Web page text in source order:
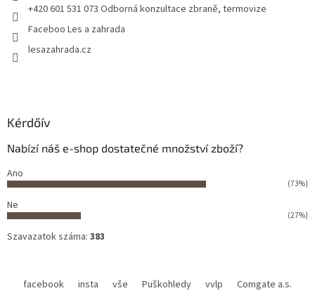
+420 601 531 073 Odborná konzultace zbraně, termovize
Faceboo Les a zahrada
lesazahrada.cz
Kérdőív
Nabízí náš e-shop dostatečné množství zboží?
Ano
(73%)
Ne
(27%)
Szavazatok száma: 383
facebook insta vše Puškohledy vvlp Comgate a.s.